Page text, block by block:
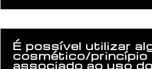
É possível utilizar
cosmético/princípio
associado ao uso do